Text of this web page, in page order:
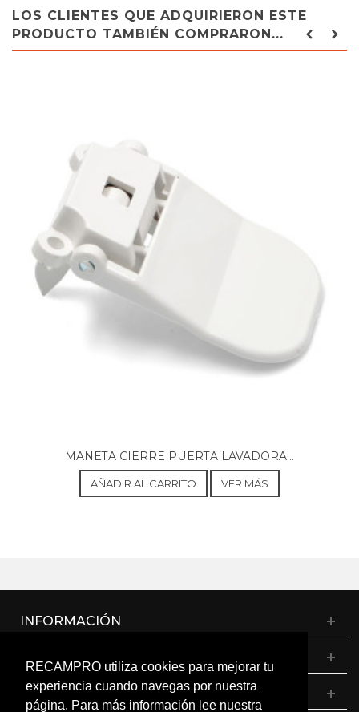
RECAMPRO utiliza cookies para mejorar tu
experiencia cuando navegas por nuestra
página. Para más información lee nuestra
LOS CLIENTES QUE ADQUIRIERON ESTE
PRODUCTO TAMBIÉN COMPRARON...
MANETA CIERRE PUERTA LAVADORA...
AÑADIR AL CARRITO VER MÁS
INFORMACIÓN
MI CUENTA